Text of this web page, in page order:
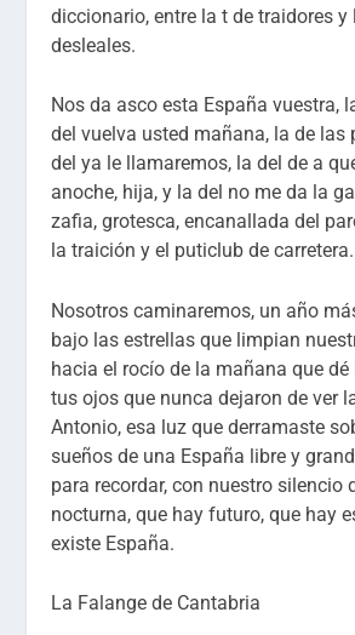
diccionario, entre la t de traidores y
desleales.
Nos da asco esta España vuestra,
del vuelva usted mañana, la de las
del ya le llamaremos, la del de a
anoche, hija, y la del no me da la
zafia, grotesca, encanallada del
la traición y el puticlub de carretera.
Nosotros caminaremos, un año
bajo las estrellas que limpian
hacia el rocío de la mañana que
tus ojos que nunca dejaron de ver
Antonio, esa luz que derramaste
sueños de una España libre y
para recordar, con nuestro silencio
nocturna, que hay futuro, que hay
existe España.
La Falange de Cantabria